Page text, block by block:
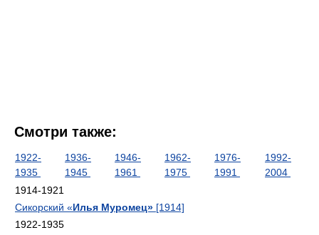
Смотри также:
1922-
1935
1936-
1945
1946-
1961
1962-
1975
1976-
1991
1992-
2004
1914-1921
Сикорский «Илья Муромец» [1914]
1922-1935